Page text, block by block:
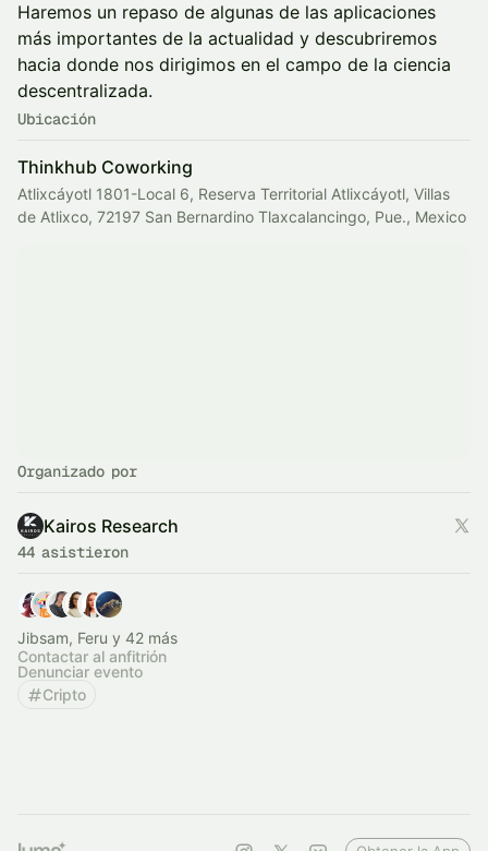
Haremos un repaso de algunas de las aplicaciones
más importantes de la actualidad y descubriremos
hacia donde nos dirigimos en el campo de la ciencia
descentralizada.
Ubicación
Thinkhub Coworking
Atlixcáyotl 1801-Local 6, Reserva Territorial Atlixcáyotl, Villas
de Atlixco, 72197 San Bernardino Tlaxcalancingo, Pue., Mexico
Organizado por
Kairos Research
44 asistieron
Jibsam, Feru y 42 más
Contactar al anfitrión
Denunciar evento
Cripto